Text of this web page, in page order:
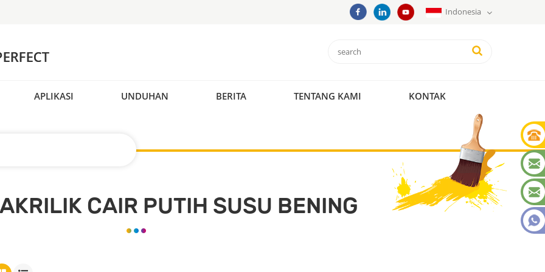
Indonesia
APLIKASI UNDUHAN BERITA TENTANG KAMI KONTAK
CAIR PUTIH SUSU BENING